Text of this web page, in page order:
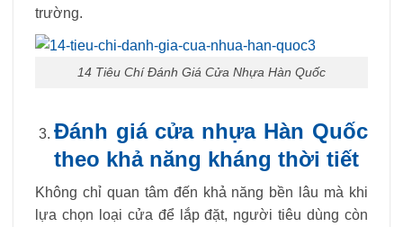
trường.
14 Tiêu Chí Đánh Giá Cửa Nhựa Hàn Quốc
Đánh giá cửa nhựa Hàn Quốc
theo khả năng kháng thời tiết
Không chỉ quan tâm đến khả năng bền lâu mà khi
lựa chọn loại cửa để lắp đặt, người tiêu dùng còn